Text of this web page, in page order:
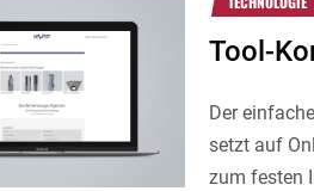
Tool-
Der
setzt auf
zum festen